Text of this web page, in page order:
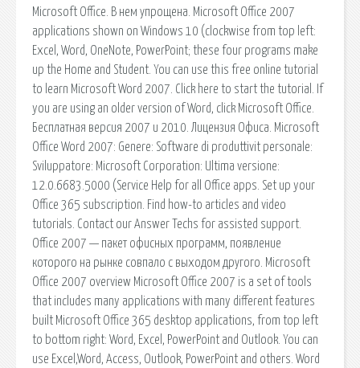
Microsoft Office. В нем упрощена. Microsoft Office 2007
applications shown on Windows 10 (clockwise from top left:
Excel, Word, OneNote, PowerPoint; these four programs make
up the Home and Student. You can use this free online tutorial
to learn Microsoft Word 2007. Click here to start the tutorial. If
you are using an older version of Word, click Microsoft Office.
Бесплатная версия 2007 и 2010. Лицензия Офиса. Microsoft
Office Word 2007: Genere: Software di produttivit personale:
Sviluppatore: Microsoft Corporation: Ultima versione:
12.0.6683.5000 (Service Help for all Office apps. Set up your
Office 365 subscription. Find how-to articles and video
tutorials. Contact our Answer Techs for assisted support.
Office 2007 — пакет офисных программ, появление
которого на рынке совпало с выходом другого. Microsoft
Office 2007 overview Microsoft Office 2007 is a set of tools
that includes many applications with many different features
built Microsoft Office 365 desktop applications, from top left
to bottom right: Word, Excel, PowerPoint and Outlook. You can
use Excel,Word, Access, Outlook, PowerPoint and others. Word